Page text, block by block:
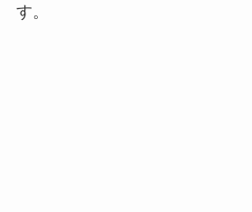
す。